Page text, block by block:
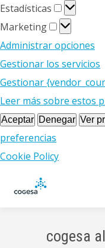
Estadísticas
Marketing
Marketing
Administrar opciones
Gestionar los servicios
Gestionar
Leer más sobre estos
Aceptar Denegar Ver
preferencias
Cookie Policy
cogesa